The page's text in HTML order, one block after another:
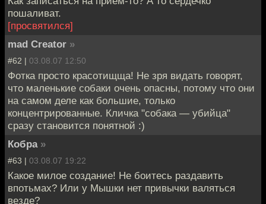
пошаливат.
[просвятился]
mad Creator »
#62 | 03.08.07 12:50
Фотка просто красотищща! Не зря видать говорят,
что маленькие собаки очень опасны, потому что они
на самом деле как большие, только
концентрированные. Кличка "собака — убийца"
сразу становится понятной :)
Кобра »
#63 | 03.08.07 19:22
Какое милое создание! Не боитесь раздавить
впотьмах? Или у Мышки нет привычки валяться
везде?